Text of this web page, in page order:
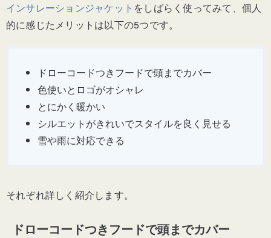
インサレーションジャケット をしばらく使ってみて、個人
的に感じたメリットは以下の5つです。
ドローコードつきフードで頭までカバー
色使いとロゴがオシャレ
とにかく暖かい
シルエットがきれいでスタイルを良く見せる
雪や雨に対応できる
それぞれ詳しく紹介します。
ドローコードつきフードで頭までカバー